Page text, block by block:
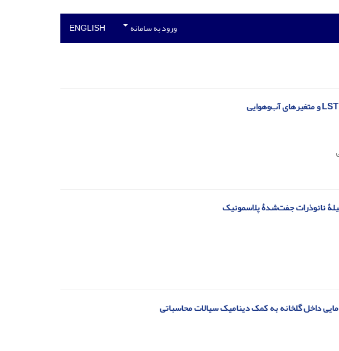
ورود به سامانه ENGLISH
نانوذرات جفت‌شدۀ پلاسمونیک
داخل گلخانه به کمک دینامیک سیالات محاسباتی